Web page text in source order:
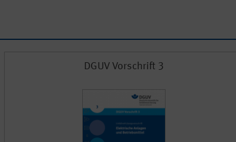
DGUV Vorschrift 3